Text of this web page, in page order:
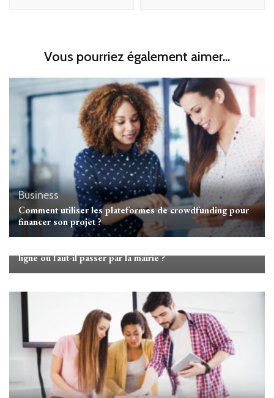
Vous pourriez également aimer...
Business
Comment utiliser les plateformes de crowdfunding pour
financer son projet ?
Aménagement
ligne ou faut-il passer par la mairie ?